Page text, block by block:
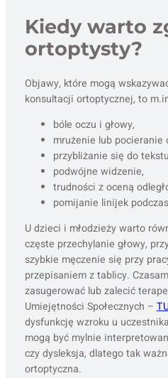
Kiedy warto
ortoptysty?
Objawy, które mogą
konsultacji ortoptycznej, to
bóle oczu i głowy,
mrużenie lub pocieranie
przybliżanie się do
podwójne widzenie,
trudności z oceną
pomijanie linijek
U dzieci i młodzieży warto
częste przechylanie głowy,
szybkie męczenie się przy
przepisaniem z tablicy.
zasugerować lub zalecić
Umiejętności Społecznych –
dysfunkcję wzroku u
mogą być mylnie
czy dysleksja, dlatego tak
ortoptyczna.